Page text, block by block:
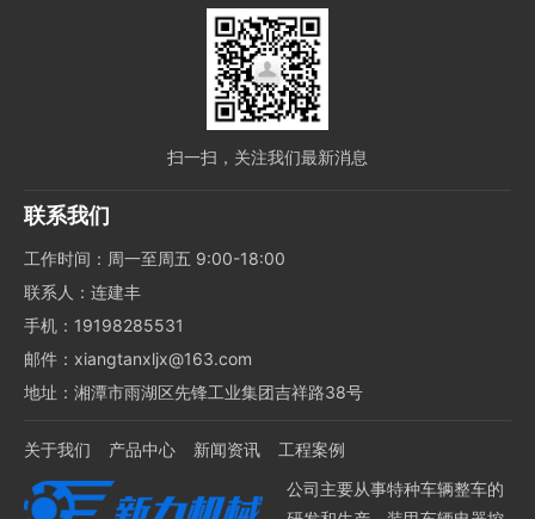
扫一扫，关注我们最新消息
联系我们
工作时间：周一至周五 9:00-18:00
联系人：连建丰
手机：19198285531
邮件：xiangtanxljx@163.com
地址：湘潭市雨湖区先锋工业集团吉祥路38号
关于我们 产品中心 新闻资讯
工程案例
公司主要从事特种车辆整车的